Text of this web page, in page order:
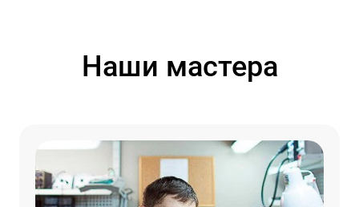
Наши мастера